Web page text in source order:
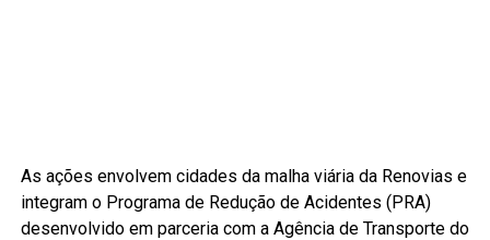
As ações envolvem cidades da malha viária da Renovias e
integram o Programa de Redução de Acidentes (PRA)
desenvolvido em parceria com a Agência de Transporte do